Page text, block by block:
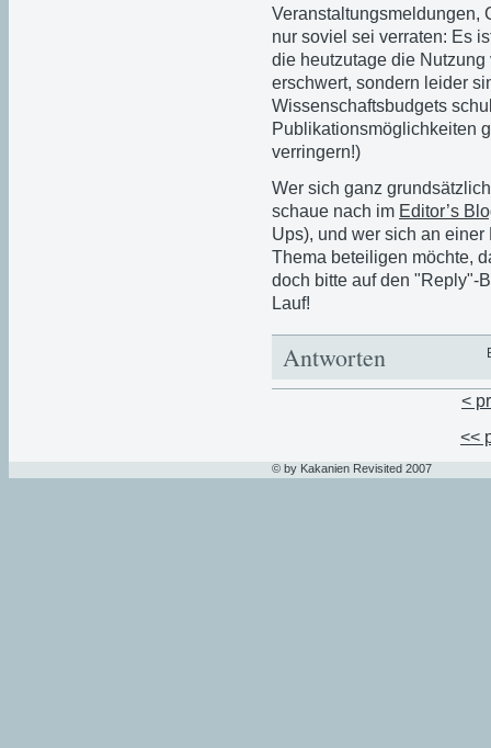
Veranstaltungsmeldungen,
nur soviel sei verraten: Es
die heutzutage die
erschwert, sondern leider
Wissenschaftsbudgets
Publikationsmöglichkeiten
verringern!)
Wer sich ganz
schaue nach im Editor’s
Ups), und wer sich an
Thema beteiligen möchte,
doch bitte auf den "Reply"-
Lauf!
Antworten
<
<<
© by Kakanien Revisited 2007